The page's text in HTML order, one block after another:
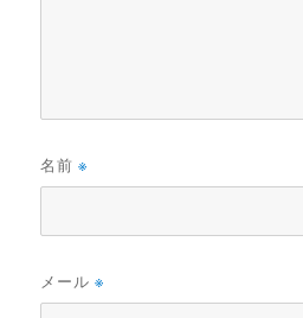
名前※
メール※